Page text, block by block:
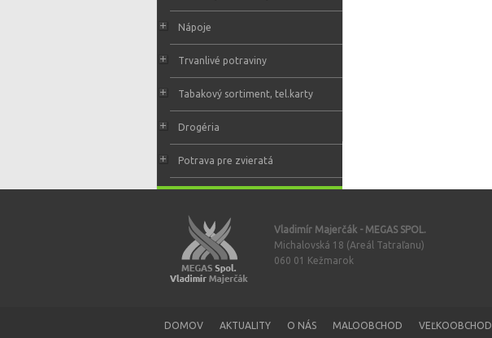
Nápoje
Trvanlivé potraviny
Tabakový sortiment, tel.karty
Drogéria
Potrava pre zvieratá
Vladimír Majerčák - MEGAS SPOL.
Michalovská 18 (Areál Tatraľanu)
060 01 Kežmarok
DOMOV AKTUALITY O NÁS MALOOBCHOD VEĽKOOBCHOD